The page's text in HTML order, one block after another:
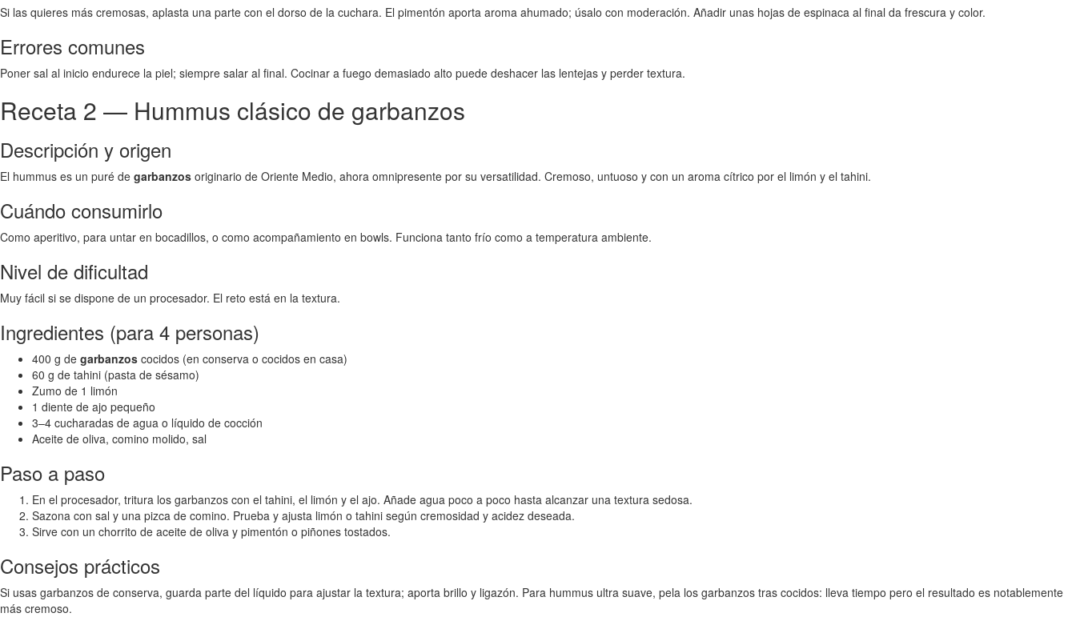
Si las quieres más cremosas, aplasta una parte con el dorso de la cuchara. El pimentón aporta aroma ahumado; úsalo con moderación. Añadir unas hojas de espinaca al final da frescura y color.
Errores comunes
Poner sal al inicio endurece la piel; siempre salar al final. Cocinar a fuego demasiado alto puede deshacer las lentejas y perder textura.
Receta 2 — Hummus clásico de garbanzos
Descripción y origen
El hummus es un puré de garbanzos originario de Oriente Medio, ahora omnipresente por su versatilidad. Cremoso, untuoso y con un aroma cítrico por el limón y el tahini.
Cuándo consumirlo
Como aperitivo, para untar en bocadillos, o como acompañamiento en bowls. Funciona tanto frío como a temperatura ambiente.
Nivel de dificultad
Muy fácil si se dispone de un procesador. El reto está en la textura.
Ingredientes (para 4 personas)
400 g de garbanzos cocidos (en conserva o cocidos en casa)
60 g de tahini (pasta de sésamo)
Zumo de 1 limón
1 diente de ajo pequeño
3–4 cucharadas de agua o líquido de cocción
Aceite de oliva, comino molido, sal
Paso a paso
En el procesador, tritura los garbanzos con el tahini, el limón y el ajo. Añade agua poco a poco hasta alcanzar una textura sedosa.
Sazona con sal y una pizca de comino. Prueba y ajusta limón o tahini según cremosidad y acidez deseada.
Sirve con un chorrito de aceite de oliva y pimentón o piñones tostados.
Consejos prácticos
Si usas garbanzos de conserva, guarda parte del líquido para ajustar la textura; aporta brillo y ligazón. Para hummus ultra suave, pela los garbanzos tras cocidos: lleva tiempo pero el resultado es notablemente
más cremoso.